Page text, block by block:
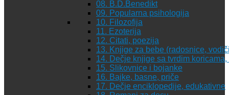
08. B.D.Benedikt
09. Popularna psihologija
10. Filozofija
11. Ezoterija
12. Citati, poezija
13. Knjige za bebe (radosnice,
14. Dečje knjige sa tvrdim
15. Slikovnice i bojanke
16. Bajke, basne, priče
17. Dečje enciklopedije, edukativne